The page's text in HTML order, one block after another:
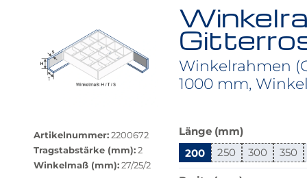
überspringen
Artikelnummer:2200672
Tragstabstärke (mm):2
Winkelmaß (mm):27/25/2
Winkelrahmen
1000 mm,
Das
Produkt
ist
in
Länge (mm)
200
250 300 350